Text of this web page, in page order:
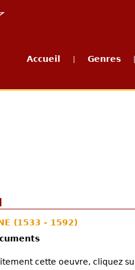
Accueil Genres
(1533 - 1592)
cette oeuvre, cliquez